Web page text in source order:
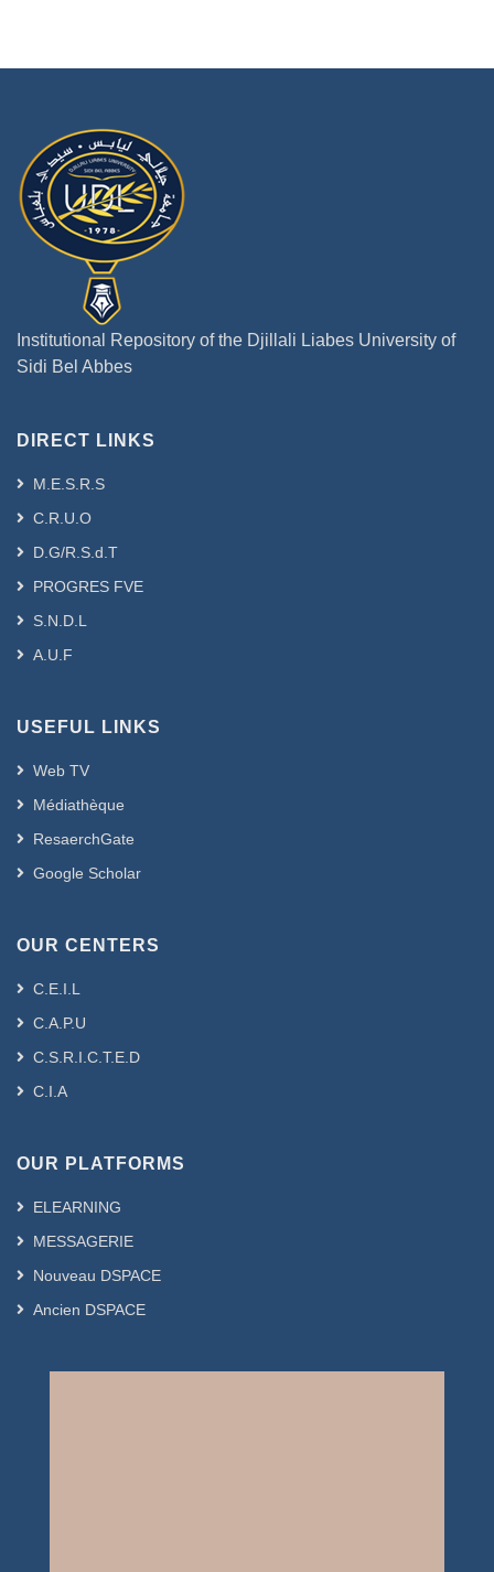
Institutional Repository of the Djillali Liabes University of
Sidi Bel Abbes
DIRECT LINKS
M.E.S.R.S
C.R.U.O
D.G/R.S.d.T
PROGRES FVE
S.N.D.L
A.U.F
USEFUL LINKS
Web TV
Médiathèque
ResaerchGate
Google Scholar
OUR CENTERS
C.E.I.L
C.A.P.U
C.S.R.I.C.T.E.D
C.I.A
OUR PLATFORMS
ELEARNING
MESSAGERIE
Nouveau DSPACE
Ancien DSPACE